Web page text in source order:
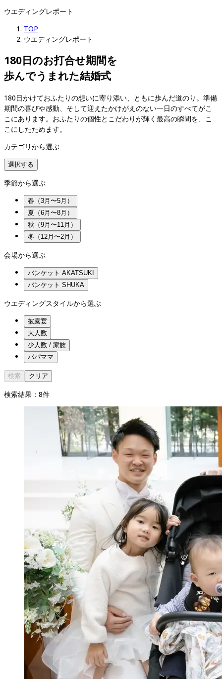
ウエディングレポート
TOP
ウエディングレポート
180日のお打合せ期間を
歩んでうまれた結婚式
180日かけておふたりの想いに寄り添い、ともに歩んだ道のり。準備
期間の喜びや感動、そして迎えたかけがえのない一日のすべてがこ
こにあります。おふたりの個性とこだわりが輝く最高の瞬間を、こ
こにしたためます。
カテゴリから選ぶ
選択する
季節から選ぶ
春（3月〜5月）
夏（6月〜8月）
秋（9月〜11月）
冬（12月〜2月）
会場から選ぶ
バンケット AKATSUKI
バンケット SHUKA
ウエディングスタイルから選ぶ
披露宴
大人数
少人数 / 家族
パパママ
検索 クリア
検索結果： 8件